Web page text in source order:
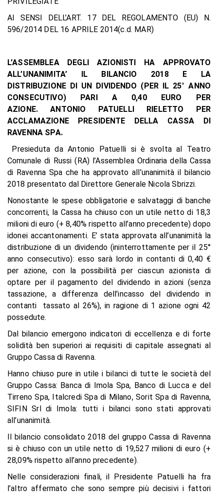
AI SENSI DELL’ART. 17 DEL REGOLAMENTO (EU) N.
596/2014 DEL 16 APRILE 2014(c.d. MAR)
L’ASSEMBLEA DEGLI AZIONISTI HA APPROVATO
ALL’UNANIMITA’ IL BILANCIO 2018 E LA
DISTRIBUZIONE DI UN DIVIDENDO (PER IL 25° ANNO
CONSECUTIVO) PARI A 0,40 EURO PER
AZIONE.ANTONIO PATUELLI RIELETTO PER
ACCLAMAZIONE PRESIDENTE DELLA CASSA DI
RAVENNA SPA.
Presieduta da Antonio Patuelli si è svolta al Teatro
Comunale di Russi (RA) l’Assemblea Ordinaria della Cassa
di Ravenna Spa che ha approvato all’unanimità il bilancio
2018 presentato dal Direttore Generale Nicola Sbrizzi.
Nonostante le spese obbligatorie e salvataggi di banche
concorrenti, la Cassa ha chiuso con un utile netto di 18,3
milioni di euro (+ 8,40% rispetto all’anno precedente) dopo
idonei accantonamenti. E’ stata approvata all’unanimità la
distribuzione di un dividendo (ininterrottamente per il 25°
anno consecutivo): esso sarà lordo in contanti di 0,40 €
per azione, con la possibilità per ciascun azionista di
optare per il pagamento del dividendo in azioni (senza
tassazione, a differenza dell’incasso del dividendo in
contanti tassato al 26%), in ragione di 1 azione ogni 42
possedute.
Dal bilancio emergono indicatori di eccellenza e di forte
solidità ben superiori ai requisiti di capitale assegnati al
Gruppo Cassa di Ravenna.
Hanno chiuso pure in utile i bilanci di tutte le società del
Gruppo Cassa: Banca di Imola Spa, Banco di Lucca e del
Tirreno Spa, Italcredi Spa di Milano, Sorit Spa di Ravenna,
SIFIN Srl di Imola: tutti i bilanci sono stati approvati
all’unanimità.
Il bilancio consolidato 2018 del gruppo Cassa di Ravenna
si è chiuso con un utile netto di 19,527 milioni di euro (+
28,09% rispetto all’anno precedente).
Nelle considerazioni finali, il Presidente Patuelli ha fra
l’altro affermato che sono sempre più decisivi i fattori